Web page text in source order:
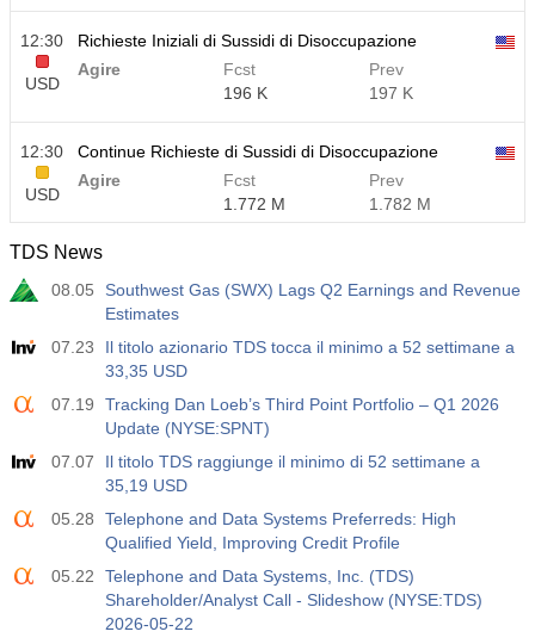
12:30
USD
Richieste Iniziali di Sussidi di Disoccupazione
Agire
Fcst
196 K
Prev
197 K
12:30
USD
Continue Richieste di Sussidi di Disoccupazione
Agire
Fcst
1.772 M
Prev
1.782 M
TDS News
08.05
Southwest Gas (SWX) Lags Q2 Earnings and Revenue
Estimates
07.23
Il titolo azionario TDS tocca il minimo a 52 settimane a
33,35 USD
07.19
Tracking Dan Loeb’s Third Point Portfolio – Q1 2026
Update (NYSE:SPNT)
07.07
Il titolo TDS raggiunge il minimo di 52 settimane a
35,19 USD
05.28
Telephone and Data Systems Preferreds: High
Qualified Yield, Improving Credit Profile
05.22
Telephone and Data Systems, Inc. (TDS)
Shareholder/Analyst Call - Slideshow (NYSE:TDS)
2026-05-22